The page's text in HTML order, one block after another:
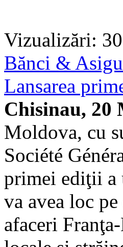
Vizualizări:
Bănci &
Lansarea
Chisinau, 20
Moldova, cu
Société
primei ediţii a
va avea loc
afaceri